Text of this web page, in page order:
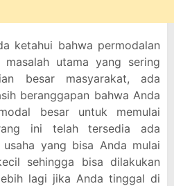
ketahui bahwa permodalan
utama yang sering
besar masyarakat, ada
beranggapan bahwa Anda
besar untuk memulai
ini telah tersedia ada
yang bisa Anda mulai
sehingga bisa dilakukan
lagi jika Anda tinggal di